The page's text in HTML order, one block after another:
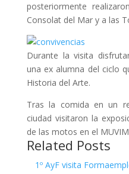
posteriormente
Consolat del Mar y a las
Durante la visita
una ex alumna del ciclo
Historia del Arte.
Tras la comida en un
ciudad visitaron la
de las motos en el
Related Posts
1º AyF visita